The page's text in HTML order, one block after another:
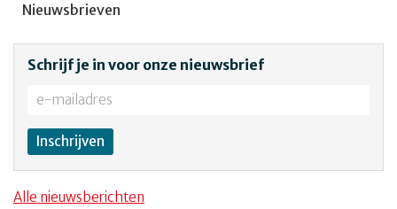
Nieuwsbrieven
Schrijf je in voor onze nieuwsbrief
Alle nieuwsberichten